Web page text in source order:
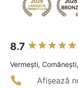
8.7
Vermeşti,
Afișează